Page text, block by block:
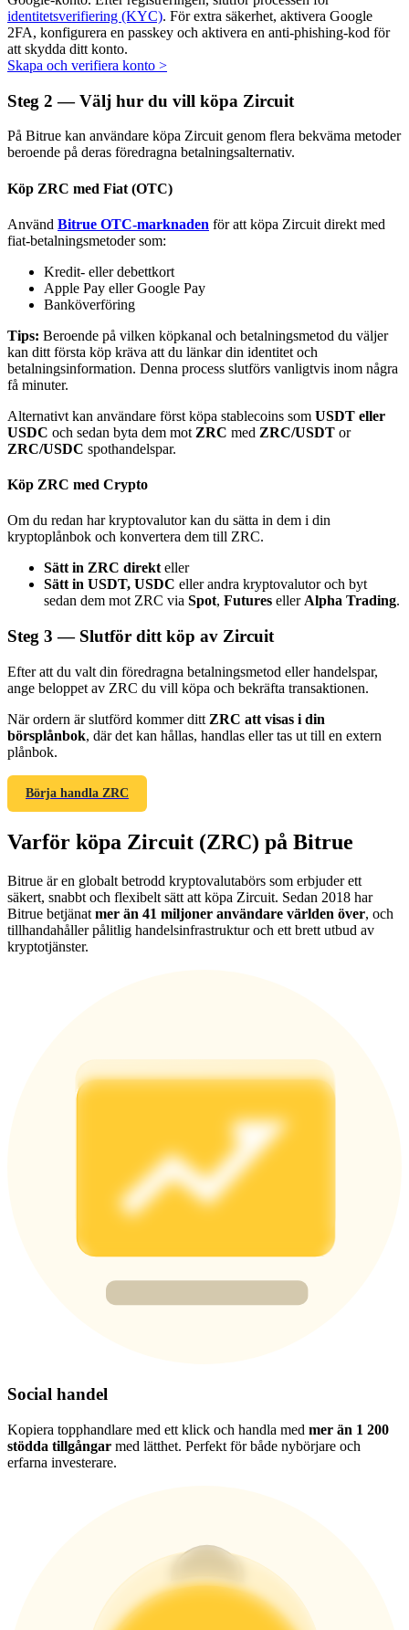
Auto Invest
Ta långsiktig vinst och flexibla intressen
Lär dig Staking
Bitrue
AI
Bitrue Partners
Bitrue Affiliates
Upp till 65% provision!
Hänvisning
Bjud in en vän för att få kontantbelöningar
Deposit CASHCAT & Win
Exclusive for BitMart Users
Trade Gold & Silver · 33,333 USDT Bonus
USDT Flexible Staking | Daily Rewards
identitetsverifiering (KYC). För extra säkerhet, aktivera Google
2FA, konfigurera en passkey och aktivera en anti-phishing-kod för
att skydda ditt konto.
Skapa och verifiera konto >
Steg 2 — Välj hur du vill köpa Zircuit
På Bitrue kan användare köpa Zircuit genom flera bekväma metoder
beroende på deras föredragna betalningsalternativ.
Köp ZRC med Fiat (OTC)
Använd Bitrue OTC-marknaden för att köpa Zircuit direkt med
fiat-betalningsmetoder som:
Kredit- eller debettkort
Apple Pay eller Google Pay
Banköverföring
Tips: Beroende på vilken köpkanal och betalningsmetod du väljer
kan ditt första köp kräva att du länkar din identitet och
betalningsinformation. Denna process slutförs vanligtvis inom några
få minuter.
Alternativt kan användare först köpa stablecoins som USDT eller
USDC och sedan byta dem mot ZRC med ZRC/USDT or
ZRC/USDC spothandelspar.
Köp ZRC med Crypto
Om du redan har kryptovalutor kan du sätta in dem i din
kryptoplånbok och konvertera dem till ZRC.
Sätt in ZRC direkteller
Sätt in USDT, USDC eller andra kryptovalutor och byt
sedan dem mot ZRC via Spot, Futures ellerAlpha Trading.
Steg 3 — Slutför ditt köp av Zircuit
Efter att du valt din föredragna betalningsmetod eller handelspar,
ange beloppet av ZRC du vill köpa och bekräfta transaktionen.
När ordern är slutförd kommer ditt ZRC att visas i din
börsplånbok, där det kan hållas, handlas eller tas ut till en extern
plånbok.
Börja handla ZRC
Varför köpa Zircuit (ZRC) på Bitrue
Bitrue är en globalt betrodd kryptovalutabörs som erbjuder ett
säkert, snabbt och flexibelt sätt att köpa Zircuit. Sedan 2018 har
Bitrue betjänat mer än 41 miljoner användare världen över, och
tillhandahåller pålitlig handelsinfrastruktur och ett brett utbud av
kryptotjänster.
Social handel
Kopiera topphandlare med ett klick och handla med mer än 1 200
stödda tillgångar med lätthet. Perfekt för både nybörjare och
erfarna investerare.